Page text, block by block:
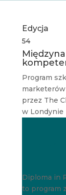
Edycja
54
Program
przez The
w Londynie
Diploma in
to program